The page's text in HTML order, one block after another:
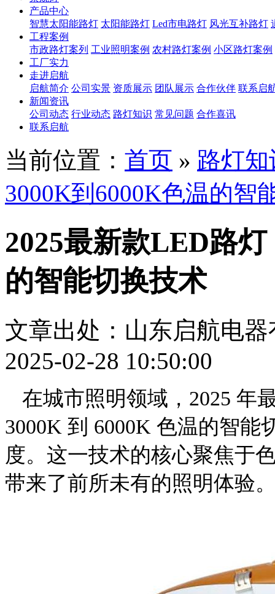
产品中心
智慧太阳能路灯 太阳能路灯 Led市电路灯 风光互补路灯
工程案例
市政路灯案列 工业照明案例 农村路灯案例 小区路灯案例
工厂实力
走进启航
启航简介 公司实景 资质展示 团队展示 合作伙伴 联系启
新闻资讯
公司动态 行业动态 路灯知识 常见问题 合作喜讯
联系启航
当前位置： 首页 » 路灯知
3000K到6000K色温的智
2025最新款LED路
的智能切换技术
文章出处：山东启航电
2025-02-28 10:50:00
在城市照明领域， 2025 年
3000K 到 6000K 色温的智
度。这一技术的核心聚焦于
带来了前所未有的照明体验